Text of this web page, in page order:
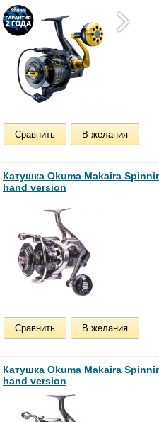
Сравнить В желания
Катушка Okuma Makaira
hand version
Сравнить В желания
Катушка Okuma Makaira
hand version